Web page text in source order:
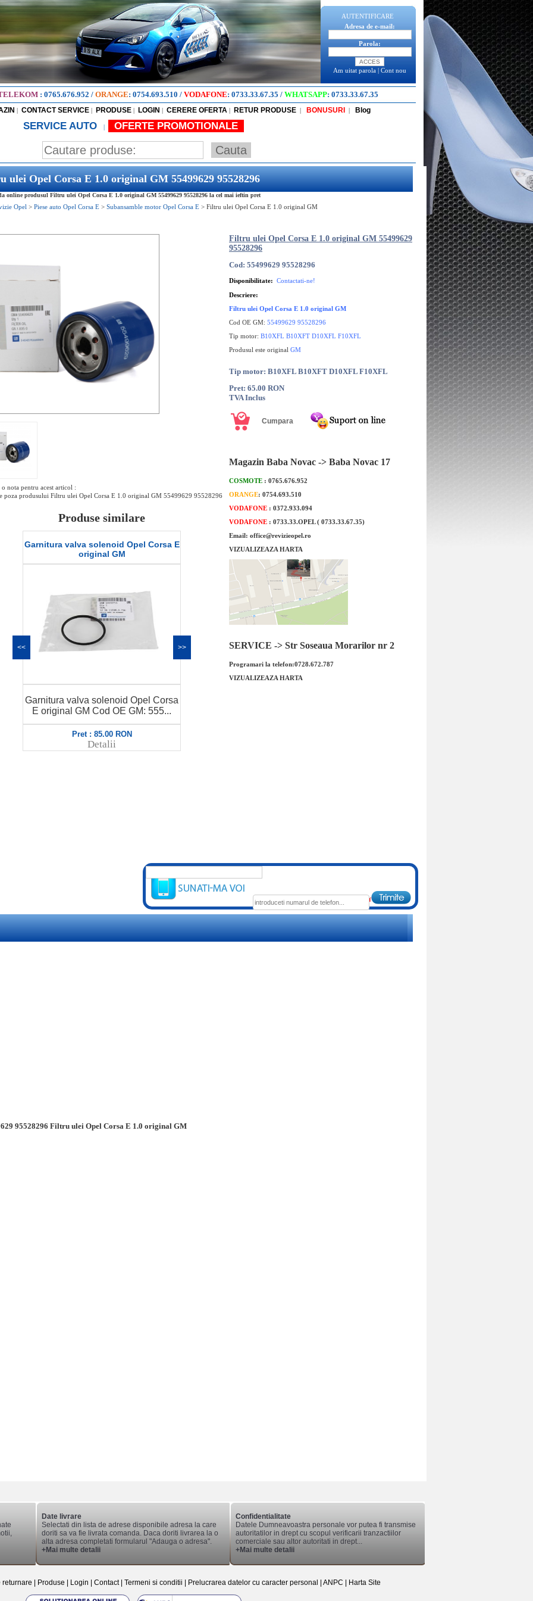
AUTENTIFICARE
Adresa de e-mail:
Parola:
Am uitat parola | Cont nou
: 0765.676.952 / ORANGE: 0754.693.510 / VODAFONE: 0733.33.67.35 / WHATSAPP: 0733.33.67.35
| CONTACT SERVICE | PRODUSE | LOGIN | CERERE OFERTA | RETUR PRODUSE | BONUSURI | Blog
SERVICE AUTO | OFERTE PROMOTIONALE
ulei Opel Corsa E 1.0 original GM 55499629 95528296
online produsul Filtru ulei Opel Corsa E 1.0 original GM 55499629 95528296 la cel mai ieftin pret
Opel > Piese auto Opel Corsa E > Subansamble motor Opel Corsa E > Filtru ulei Opel Corsa E 1.0 original GM
o nota pentru acest articol :
poza produsului Filtru ulei Opel Corsa E 1.0 original GM 55499629 95528296
Produse similare
Curea transmisie Opel Corsa E 1.4
original GM
Curea transmisie Opel Corsa E 1.4
original GM Cod OE GM: 5558312...
Pret : 139.00 RON
Detalii
original GM
<< >>
Filtru ulei Opel Corsa E 1.0 original GM 55499629
95528296
Cod: 55499629 95528296
Disponibilitate: Contactati-ne!
Descriere:
Filtru ulei Opel Corsa E 1.0 original GM
Cod OE GM: 55499629 95528296
Tip motor: B10XFL B10XFT D10XFL F10XFL
Produsul este original GM
Tip motor: B10XFL B10XFT D10XFL F10XFL
Pret: 65.00 RON
TVA Inclus
Magazin Baba Novac -> Baba Novac 17
COSMOTE : 0765.676.952
ORANGE: 0754.693.510
VODAFONE : 0372.933.094
VODAFONE : 0733.33.OPEL ( 0733.33.67.35)
Email: office@revizieopel.ro
VIZUALIZEAZA HARTA
SERVICE -> Str Soseaua Morarilor nr 2
Programari la telefon:0728.672.787
VIZUALIZEAZA HARTA
95528296 Filtru ulei Opel Corsa E 1.0 original GM
Date livrare
Selectati din lista de adrese disponibile adresa la care
doriti sa va fie livrata comanda. Daca doriti livrarea la o
alta adresa completati formularul "Adauga o adresa".
+Mai multe detalii
Confidentialitate
Datele Dumneavoastra personale vor putea fi transmise
autoritatilor in drept cu scopul verificarii tranzactiilor
comerciale sau altor autoritati in drept...
+Mai multe detalii
returnare Produse Login Contact| Termeni si conditii Prelucrarea datelor cu caracter personal ANPC Harta Site